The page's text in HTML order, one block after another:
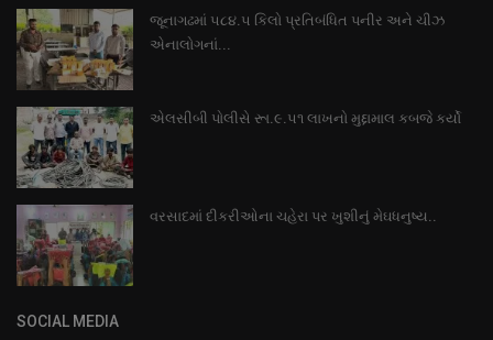
જૂનાગઢમાં ૫૮૪.૫ કિલો પ્રતિબંધિત પનીર અને ચીઝ
એનાલોગનાં...
એલસીબી પોલીસે રૂા.૯.૫૧ લાખનો મુદ્દામાલ કબજે કર્યો
વરસાદમાં દીકરીઓના ચહેરા પર ખુશીનું મેઘધનુષ્ય..
SOCIAL MEDIA